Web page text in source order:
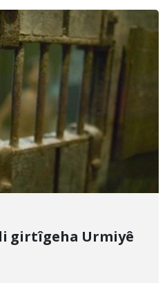
girtîgeha Urmiyê